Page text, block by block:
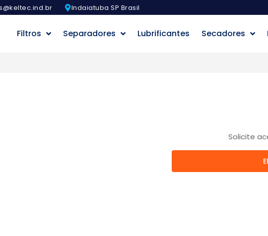
Indaiatuba SP Brasil
Filtros Separadores Lubrificantes Secadores
Solicite